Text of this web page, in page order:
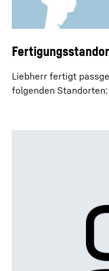
Liebherr fertigt
folgenden Standorten: